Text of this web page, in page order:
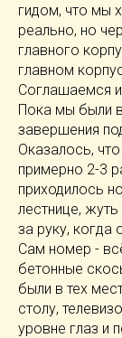
гидом, что мы
реально, но
главного
главном
Соглашаемся
Пока мы были
завершения
Оказалось,
примерно 2-3
приходилось
лестнице,
за руку, когда
Сам номер -
бетонные
были в тех
столу,
уровне глаз и